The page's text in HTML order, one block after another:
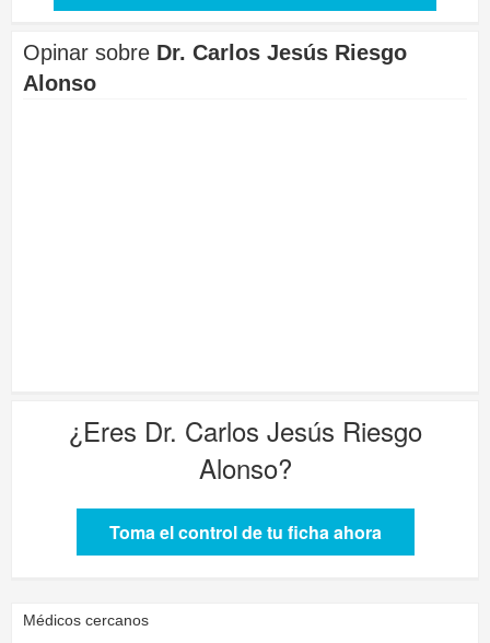
Opinar sobre Dr. Carlos Jesús Riesgo
Alonso
¿Eres Dr. Carlos Jesús Riesgo
Alonso?
Toma el control de tu ficha ahora
Médicos cercanos